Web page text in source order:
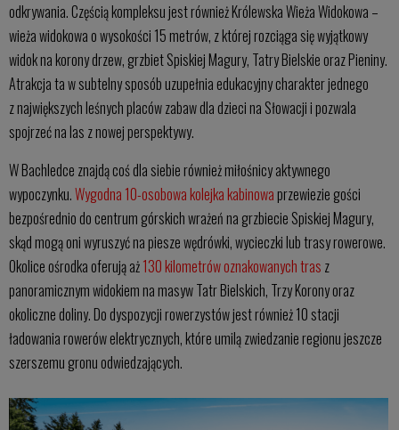
odkrywania. Częścią kompleksu jest również Królewska Wieża Widokowa –
wieża widokowa o wysokości 15 metrów, z której rozciąga się wyjątkowy
widok na korony drzew, grzbiet Spiskiej Magury, Tatry Bielskie oraz Pieniny.
Atrakcja ta w subtelny sposób uzupełnia edukacyjny charakter jednego
z największych leśnych placów zabaw dla dzieci na Słowacji i pozwala
spojrzeć na las z nowej perspektywy.
W Bachledce znajdą coś dla siebie również miłośnicy aktywnego
wypoczynku.Wygodna 10-osobowa kolejka kabinowaprzewiezie gości
bezpośrednio do centrum górskich wrażeń na grzbiecie Spiskiej Magury,
skąd mogą oni wyruszyć na piesze wędrówki, wycieczki lub trasy rowerowe.
Okolice ośrodka oferują aż130 kilometrów oznakowanych tras z
panoramicznym widokiem na masyw Tatr Bielskich, Trzy Korony oraz
okoliczne doliny. Do dyspozycji rowerzystów jest również 10 stacji
ładowania rowerów elektrycznych, które umilą zwiedzanie regionu jeszcze
szerszemu gronu odwiedzających.